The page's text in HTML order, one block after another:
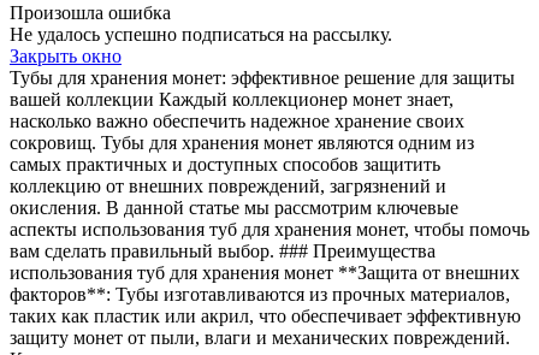
Произошла ошибка
Не удалось успешно подписаться на рассылку.
Закрыть окно
Тубы для хранения монет: эффективное решение для защиты
вашей коллекции Каждый коллекционер монет знает,
насколько важно обеспечить надежное хранение своих
сокровищ. Тубы для хранения монет являются одним из
самых практичных и доступных способов защитить
коллекцию от внешних повреждений, загрязнений и
окисления. В данной статье мы рассмотрим ключевые
аспекты использования туб для хранения монет, чтобы помочь
вам сделать правильный выбор. ### Преимущества
использования туб для хранения монет **Защита от внешних
факторов**: Тубы изготавливаются из прочных материалов,
таких как пластик или акрил, что обеспечивает эффективную
защиту монет от пыли, влаги и механических повреждений.